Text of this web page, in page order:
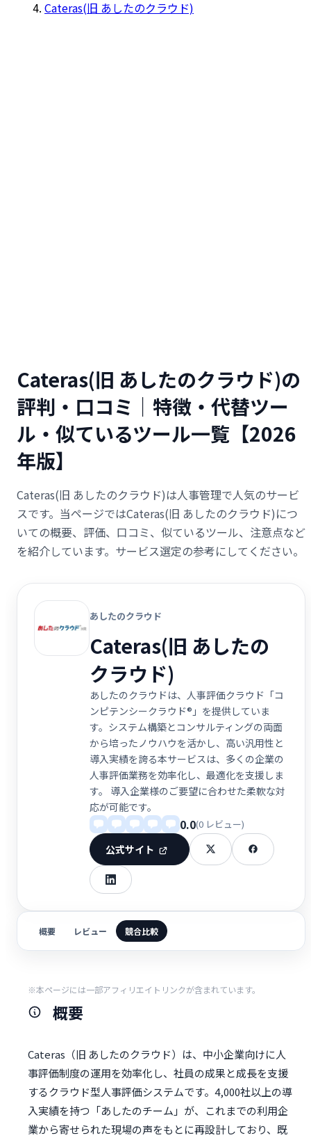
Cateras(旧 あしたのクラウド)
Cateras(旧 あしたのクラウド)の
評判・口コミ｜特徴・代替ツー
ル・似ているツール一覧【2026
年版】
Cateras(旧 あしたのクラウド)は人事管理で人気のサービ
スです。当ページではCateras(旧 あしたのクラウド)につ
いての概要、評価、口コミ、似ているツール、注意点など
を紹介しています。サービス選定の参考にしてください。
あしたのクラウド
Cateras(旧 あしたの
クラウド)
あしたのクラウドは、人事評価クラウド「コ
ンピテンシークラウド®」を提供していま
す。システム構築とコンサルティングの両面
から培ったノウハウを活かし、高い汎用性と
導入実績を誇る本サービスは、多くの企業の
人事評価業務を効率化し、最適化を支援しま
す。 導入企業様のご要望に合わせた柔軟な対
応が可能です。
0.0(0 レビュー)
公式サイト
概要 レビュー 競合比較
※本ページには一部アフィリエイトリンクが含まれています。
概要
Cateras（旧 あしたのクラウド）は、中小企業向けに人
事評価制度の運用を効率化し、社員の成果と成長を支援
するクラウド型人事評価システムです。4,000社以上の導
入実績を持つ「あしたのチーム」が、これまでの利用企
業から寄せられた現場の声をもとに再設計しており、既